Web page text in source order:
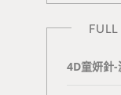
4D童妍針